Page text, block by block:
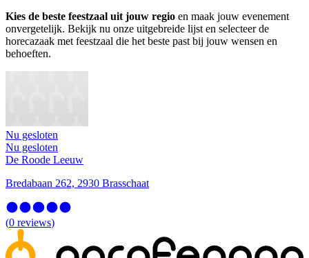
Kies de beste feestzaal uit jouw regio en maak jouw evenement
onvergetelijk. Bekijk nu onze uitgebreide lijst en selecteer de
horecazaak met feestzaal die het beste past bij jouw wensen en
behoeften.
Nu gesloten
Nu gesloten
De Roode Leeuw
Bredabaan 262, 2930 Brasschaat
(0 reviews)